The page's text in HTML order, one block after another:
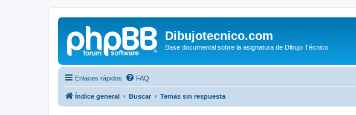
Dibujotecnico.com
Base documental sobre la asignatura de Dibujo Técnico
Enlaces rápidos FAQ
Índice general Buscar Temas sin respuesta